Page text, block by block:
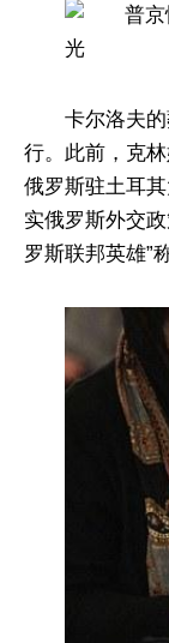
卡尔洛夫
行。此前，克
俄罗斯驻土耳
实俄罗斯外交
罗斯联邦英雄